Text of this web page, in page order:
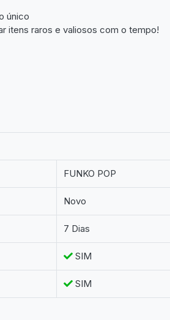
único
itens raros e valiosos com o tempo!
FUNKO POP
Novo
7 Dias
SIM
SIM